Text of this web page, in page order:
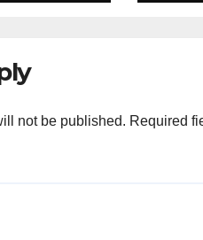
not be published. Required